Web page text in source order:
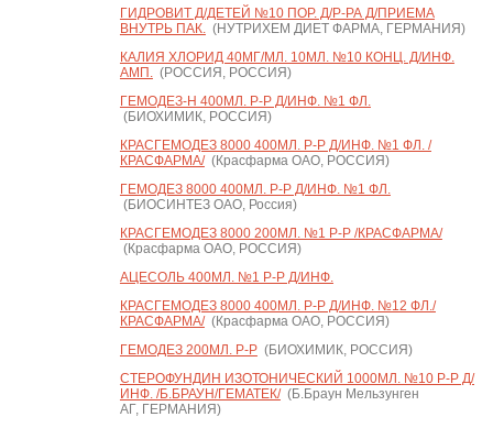
ГИДРОВИТ Д/ДЕТЕЙ №10 ПОР. Д/Р-РА Д/ПРИЕМА
ВНУТРЬ ПАК.(НУТРИХЕМ ДИЕТ ФАРМА, ГЕРМАНИЯ)
КАЛИЯ ХЛОРИД 40МГ/МЛ. 10МЛ. №10 КОНЦ. Д/ИНФ.
АМП.(РОССИЯ, РОССИЯ)
ГЕМОДЕЗ-Н 400МЛ. Р-Р Д/ИНФ. №1 ФЛ.
(БИОХИМИК, РОССИЯ)
КРАСГЕМОДЕЗ 8000 400МЛ. Р-Р Д/ИНФ. №1 ФЛ. /
КРАСФАРМА/(Красфарма ОАО, РОССИЯ)
ГЕМОДЕЗ 8000 400МЛ. Р-Р Д/ИНФ. №1 ФЛ.
(БИОСИНТЕЗ ОАО, Россия)
КРАСГЕМОДЕЗ 8000 200МЛ. №1 Р-Р /КРАСФАРМА/
(Красфарма ОАО, РОССИЯ)
АЦЕСОЛЬ 400МЛ. №1 Р-Р Д/ИНФ.
КРАСГЕМОДЕЗ 8000 400МЛ. Р-Р Д/ИНФ. №12 ФЛ./
КРАСФАРМА/(Красфарма ОАО, РОССИЯ)
ГЕМОДЕЗ 200МЛ. Р-Р(БИОХИМИК, РОССИЯ)
СТЕРОФУНДИН ИЗОТОНИЧЕСКИЙ 1000МЛ. №10 Р-Р Д/
ИНФ. /Б.БРАУН/ГЕМАТЕК/(Б.Браун Мельзунген
АГ, ГЕРМАНИЯ)